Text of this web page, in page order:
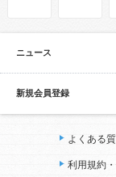
ニュース
新規会員登録
よくある
利用規約